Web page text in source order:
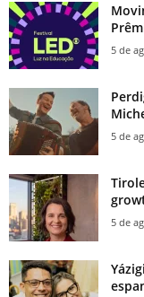
5 de
5 de
5 de